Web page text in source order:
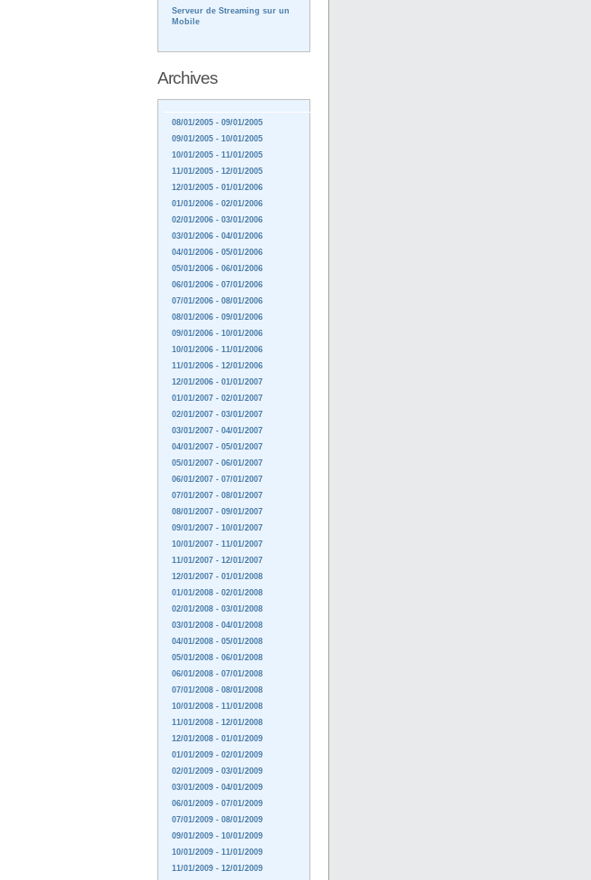
Serveur de Streaming sur un
Mobile
Archives
08/01/2005 - 09/01/2005
09/01/2005 - 10/01/2005
10/01/2005 - 11/01/2005
11/01/2005 - 12/01/2005
12/01/2005 - 01/01/2006
01/01/2006 - 02/01/2006
02/01/2006 - 03/01/2006
03/01/2006 - 04/01/2006
04/01/2006 - 05/01/2006
05/01/2006 - 06/01/2006
06/01/2006 - 07/01/2006
07/01/2006 - 08/01/2006
08/01/2006 - 09/01/2006
09/01/2006 - 10/01/2006
10/01/2006 - 11/01/2006
11/01/2006 - 12/01/2006
12/01/2006 - 01/01/2007
01/01/2007 - 02/01/2007
02/01/2007 - 03/01/2007
03/01/2007 - 04/01/2007
04/01/2007 - 05/01/2007
05/01/2007 - 06/01/2007
06/01/2007 - 07/01/2007
07/01/2007 - 08/01/2007
08/01/2007 - 09/01/2007
09/01/2007 - 10/01/2007
10/01/2007 - 11/01/2007
11/01/2007 - 12/01/2007
12/01/2007 - 01/01/2008
01/01/2008 - 02/01/2008
02/01/2008 - 03/01/2008
03/01/2008 - 04/01/2008
04/01/2008 - 05/01/2008
05/01/2008 - 06/01/2008
06/01/2008 - 07/01/2008
07/01/2008 - 08/01/2008
10/01/2008 - 11/01/2008
11/01/2008 - 12/01/2008
12/01/2008 - 01/01/2009
01/01/2009 - 02/01/2009
02/01/2009 - 03/01/2009
03/01/2009 - 04/01/2009
06/01/2009 - 07/01/2009
07/01/2009 - 08/01/2009
09/01/2009 - 10/01/2009
10/01/2009 - 11/01/2009
11/01/2009 - 12/01/2009